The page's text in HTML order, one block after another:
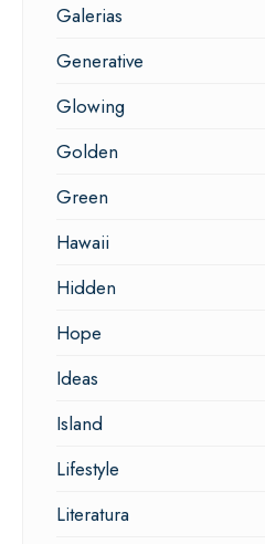
Galerias
Generative
Glowing
Golden
Green
Hawaii
Hidden
Hope
Ideas
Island
Lifestyle
Literatura